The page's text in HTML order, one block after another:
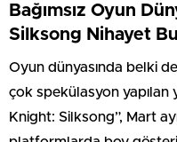
Bağımsız Oyun
Silksong Nihayet
Oyun dünyasında belki
çok spekülasyon yapılan
Knight: Silksong”, Mart